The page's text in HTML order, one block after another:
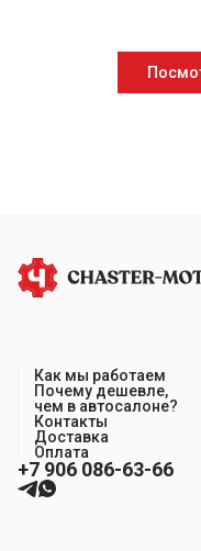
Как мы работаем
Почему дешевле,
чем в автосалоне?
Контакты
Доставка
Оплата
+7 906 086-63-66